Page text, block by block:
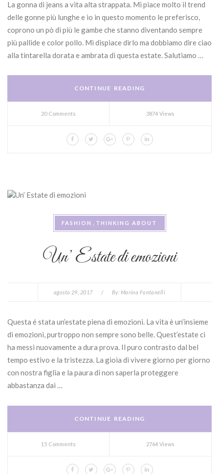
La gonna di jeans a vita alta strappata. Mi piace molto il trend
delle gonne più lunghe e io in questo momento le preferisco,
coprono un pò di più le gambe che stanno diventando sempre
più pallide e color pollo. Mi dispiace dirlo ma dobbiamo dire ciao
alla tintarella dorata e ambrata di questa estate. Salutiamo …
CONTINUE READING
20 Comments 3874 Views
FASHION THINKING ABOUT
Un’ Estate di emozioni
agosto 29, 2017 / By: Marina Fontanelli
Questa é stata un’estate piena di emozioni. La vita è un’insieme
di emozioni, purtroppo non sempre sono belle. Quest’estate ci
ha messi nuovamente a dura prova. Il puro contrasto dal bel
tempo estivo e la tristezza. La gioia di vivere giorno per giorno
con nostra figlia e la paura di non saperla proteggere
abbastanza dai …
CONTINUE READING
15 Comments 2764 Views